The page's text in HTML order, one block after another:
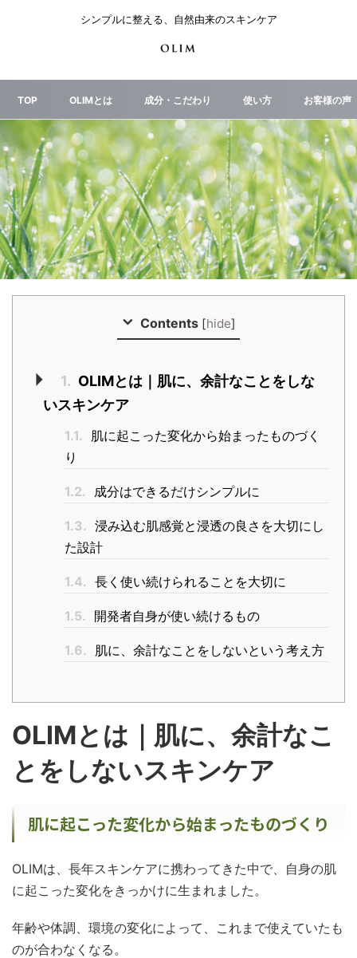
シンプルに整える、自然由来のスキンケア
TOP OLIMとは 成分・こだわり 使い方 お客様の声
Contents [hide]
1. OLIMとは｜肌に、余計なことをしな
いスキンケア
1.1. 肌に起こった変化から始まったものづく
り
1.2. 成分はできるだけシンプルに
1.3. 浸み込む肌感覚と浸透の良さを大切にし
た設計
1.4. 長く使い続けられることを大切に
1.5. 開発者自身が使い続けるもの
1.6. 肌に、余計なことをしないという考え方
OLIMとは｜肌に、余計なこ
とをしないスキンケア
肌に起こった変化から始まったものづくり
OLIMは、長年スキンケアに携わってきた中で、自身の肌
に起こった変化をきっかけに生まれました。
年齢や体調、環境の変化によって、これまで使えていたも
のが合わなくなる。